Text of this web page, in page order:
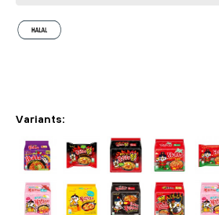
Variants: